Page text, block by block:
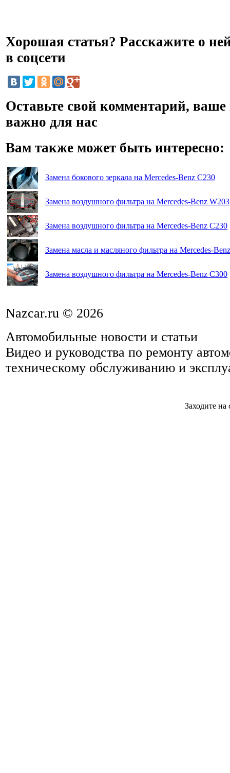
Хорошая статья? Расскажите о
в соцсети
Оставьте свой комментарий, ваше
важно для нас
Вам также может быть интересно:
Замена бокового зеркала на Mercedes-Benz C230
Замена воздушного фильтра на Mercedes-Benz W203
Замена воздушного фильтра на Mercedes-Benz C230
Замена масла и масляного фильтра на Mercedes-
Замена воздушного фильтра на Mercedes-Benz C300
Nazcar.ru © 2026
Автомобильные новости и статьи
Видео и руководства по ремонту
техническому обслуживанию и
Заходите на